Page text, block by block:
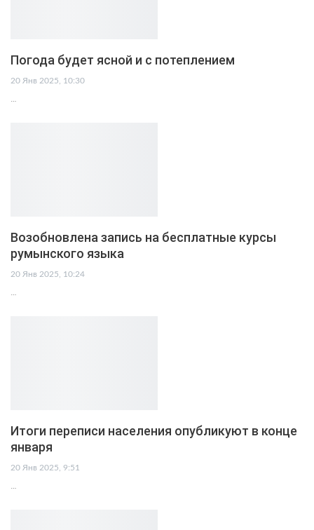
Погода будет ясной и с потеплением
20 Янв 2025, 10:30
Возобновлена запись на бесплатные курсы
румынского языка
20 Янв 2025, 10:24
…
Итоги переписи населения опубликуют в конце
января
20 Янв 2025, 9:51
…